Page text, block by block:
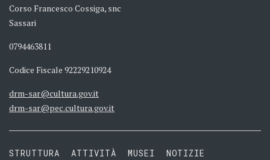
Corso Francesco Cossiga, snc
Sassari
0794463811
Codice Fiscale 92229210924
drm-sar@cultura.gov.it
drm-sar@pec.cultura.gov.it
STRUTTURA ATTIVITÀ MUSEI NOTIZIE